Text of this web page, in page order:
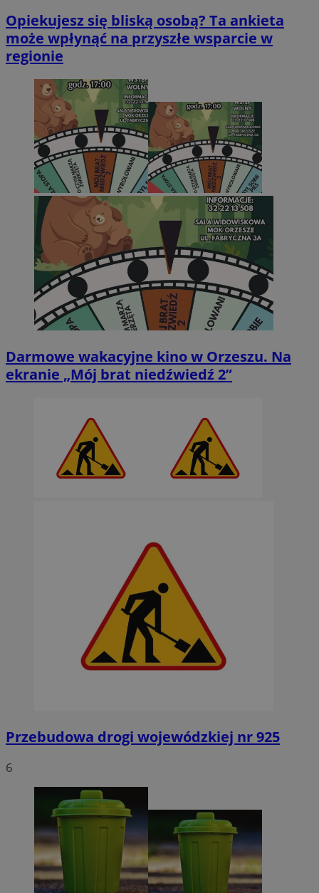
Opiekujesz się bliską osobą? Ta ankieta
może wpłynąć na przyszłe wsparcie w
regionie
Darmowe wakacyjne kino w Orzeszu. Na
ekranie „Mój brat niedźwiedź 2”
Przebudowa drogi wojewódzkiej nr 925
6